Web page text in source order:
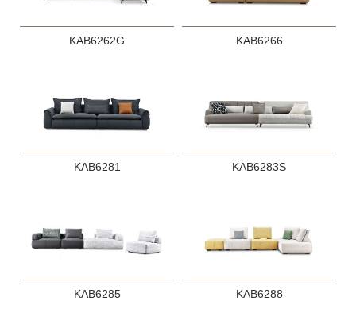
KAB6262G KAB6266
KAB6281 KAB6283S
KAB6285 KAB6288